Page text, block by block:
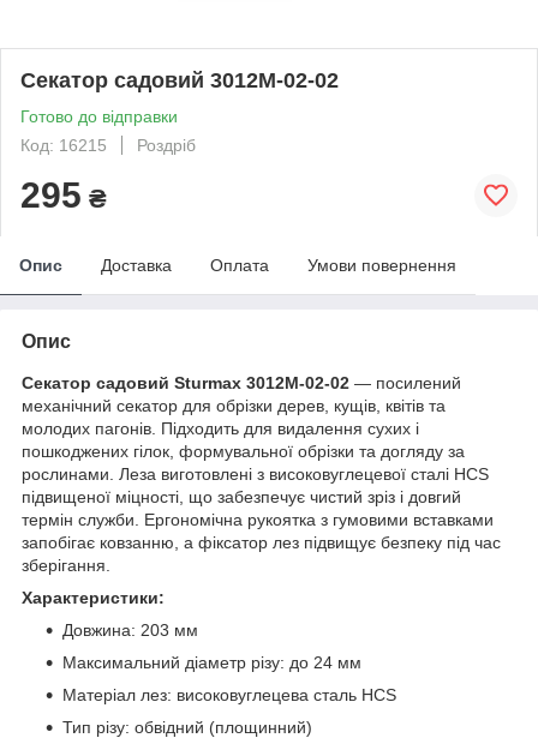
Секатор садовий 3012М-02-02
Готово до відправки
Код: 16215
Роздріб
295 ₴
Опис Доставка Оплата Умови повернення
Опис
Секатор садовий Sturmax 3012M-02-02 — посилений
механічний секатор для обрізки дерев, кущів, квітів та
молодих пагонів. Підходить для видалення сухих і
пошкоджених гілок, формувальної обрізки та догляду за
рослинами. Леза виготовлені з високовуглецевої сталі HCS
підвищеної міцності, що забезпечує чистий зріз і довгий
термін служби. Ергономічна рукоятка з гумовими вставками
запобігає ковзанню, а фіксатор лез підвищує безпеку під час
зберігання.
Характеристики:
Довжина: 203 мм
Максимальний діаметр різу: до 24 мм
Матеріал лез: високовуглецева сталь HCS
Тип різу: обвідний (площинний)